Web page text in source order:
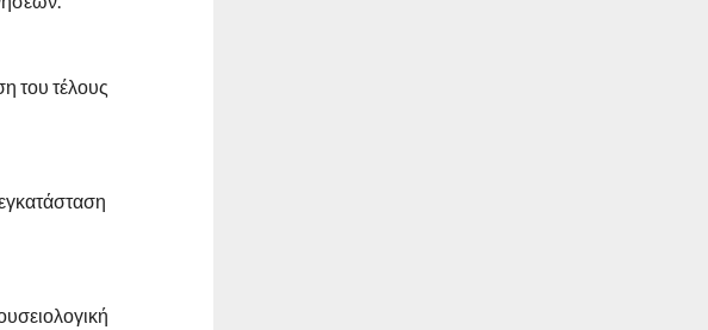
του τέλους